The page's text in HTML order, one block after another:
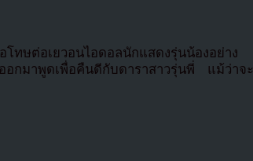
ทษต่อเยวอนไอดอลนักแสดงรุ่นน้องอย่าง
อกมาพูดเพื่อคืนดีกับดาราสาวรุ่นพี่ แม้ว่าจะ